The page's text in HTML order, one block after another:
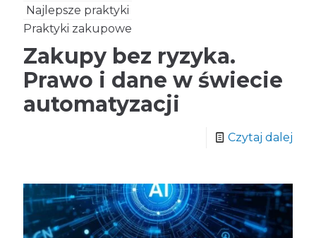
Najlepsze praktyki
Praktyki zakupowe
Zakupy bez ryzyka.
Prawo i dane w świecie
automatyzacji
Czytaj dalej